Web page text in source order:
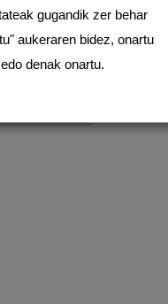
gugandik zer behar
aukeraren bidez, onartu
denak onartu.